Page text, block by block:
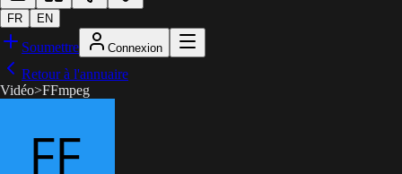
FR EN
Soumettre Connexion
Retour à l'annuaire
Vidéo>FFmpeg